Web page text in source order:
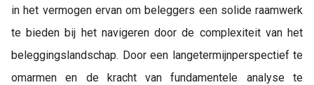
in het vermogen ervan om beleggers een solide raamwerk
te bieden bij het navigeren door de complexiteit van het
beleggingslandschap. Door een langetermijnperspectief te
omarmen en de kracht van fundamentele analyse te